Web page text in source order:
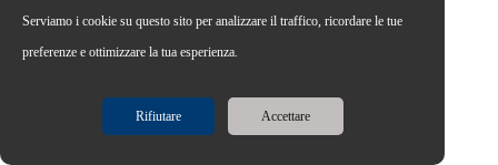
Serviamo i cookie su questo sito per analizzare il traffico, ricordare le tue
preferenze e ottimizzare la tua esperienza.
Rifiutare Accettare